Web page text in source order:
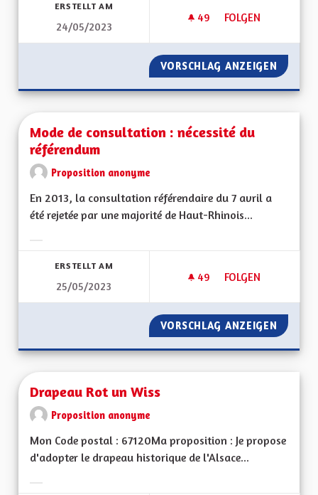
ERSTELLT AM
24/05/2023
49 49 FOLLOWER
FOLGEN
POUR UN VRAI
VORSCHLAG ANZEIGEN POUR
Mode de consultation : nécessité du
référendum
Proposition anonyme
En 2013, la consultation référendaire du 7 avril a
été rejetée par une majorité de Haut-Rhinois...
ERSTELLT AM
25/05/2023
49 49 FOLLOWER
FOLGEN
MODE DE
VORSCHLAG ANZEIGEN MODE
Drapeau Rot un Wiss
Proposition anonyme
Mon Code postal : 67120Ma proposition : Je propose
d'adopter le drapeau historique de l'Alsace...